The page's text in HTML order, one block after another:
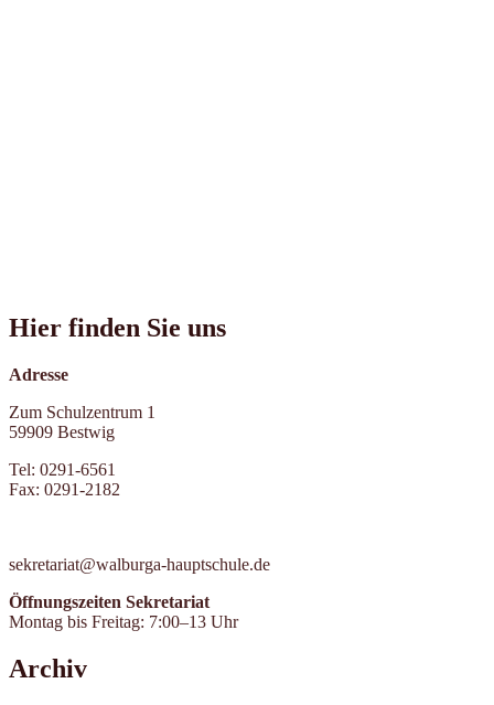
Hier finden Sie uns
Adresse
Zum Schulzentrum 1
59909 Bestwig
Tel: 0291-6561
Fax: 0291-2182
sekretariat@walburga-hauptschule.de
Öffnungszeiten Sekretariat
Montag bis Freitag: 7:00–13 Uhr
Archiv